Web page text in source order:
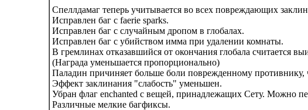
Спеллдамаг теперь учитывается во всех повреждающих
Исправлен баг с faerie sparks.
Исправлен баг с случайным дропом в глобалах.
Исправлен баг с убийством имма при удалении комнаты.
В гремлинах отказавшийся от окончания глобала считается
(Награда уменьшается пропорционально)
Паладин причиняет больше боли поврежденному
Эффект заклинания "слабость" уменьшен.
Убран флаг enchanted с вещей, принадлежащих Сету. Можно
Различные мелкие багфиксы.